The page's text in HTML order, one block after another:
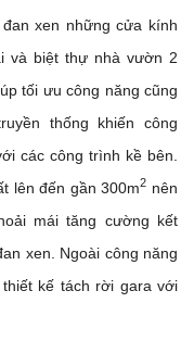
xen những cửa kính
và biệt thự nhà vườn 2
tối ưu công năng cũng
thống khiến công
các công trình kề bên.
lên đến gần 300m2 nên
mái tăng cường kết
xen. Ngoài công năng
kế tách rời gara với